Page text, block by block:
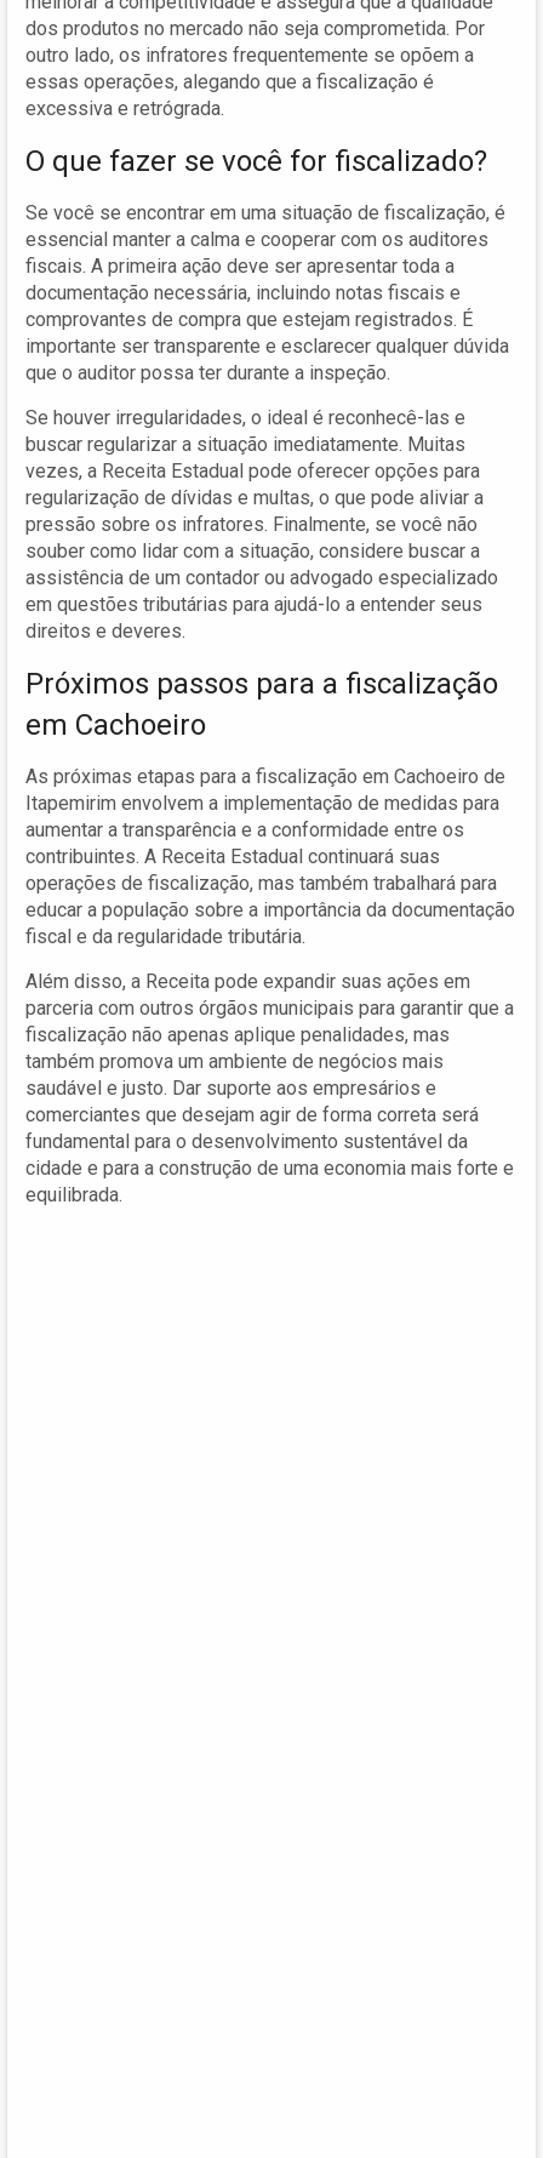
dos produtos no mercado não seja comprometida. Por
outro lado, os infratores frequentemente se opõem a
essas operações, alegando que a fiscalização é
excessiva e retrógrada.
O que fazer se você for fiscalizado?
Se você se encontrar em uma situação de fiscalização, é
essencial manter a calma e cooperar com os auditores
fiscais. A primeira ação deve ser apresentar toda a
documentação necessária, incluindo notas fiscais e
comprovantes de compra que estejam registrados. É
importante ser transparente e esclarecer qualquer dúvida
que o auditor possa ter durante a inspeção.
Se houver irregularidades, o ideal é reconhecê-las e
buscar regularizar a situação imediatamente. Muitas
vezes, a Receita Estadual pode oferecer opções para
regularização de dívidas e multas, o que pode aliviar a
pressão sobre os infratores. Finalmente, se você não
souber como lidar com a situação, considere buscar a
assistência de um contador ou advogado especializado
em questões tributárias para ajudá-lo a entender seus
direitos e deveres.
Próximos passos para a fiscalização
em Cachoeiro
As próximas etapas para a fiscalização em Cachoeiro de
Itapemirim envolvem a implementação de medidas para
aumentar a transparência e a conformidade entre os
contribuintes. A Receita Estadual continuará suas
operações de fiscalização, mas também trabalhará para
educar a população sobre a importância da documentação
fiscal e da regularidade tributária.
Além disso, a Receita pode expandir suas ações em
parceria com outros órgãos municipais para garantir que a
fiscalização não apenas aplique penalidades, mas
também promova um ambiente de negócios mais
saudável e justo. Dar suporte aos empresários e
comerciantes que desejam agir de forma correta será
fundamental para o desenvolvimento sustentável da
cidade e para a construção de uma economia mais forte e
equilibrada.